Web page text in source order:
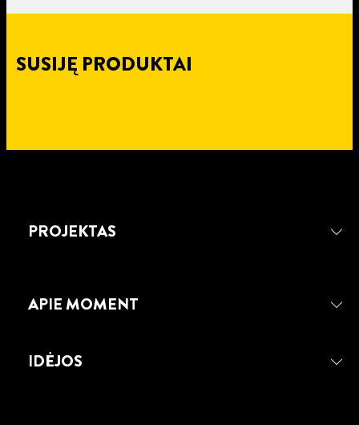
SUSIJĘ PRODUKTAI
PROJEKTAS
APIE MOMENT
IDĖJOS